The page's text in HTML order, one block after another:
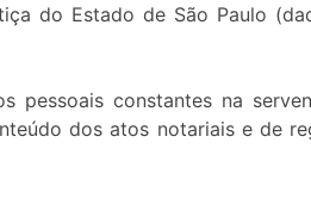
do Estado de São Paulo
constantes na
dos atos notariais e de